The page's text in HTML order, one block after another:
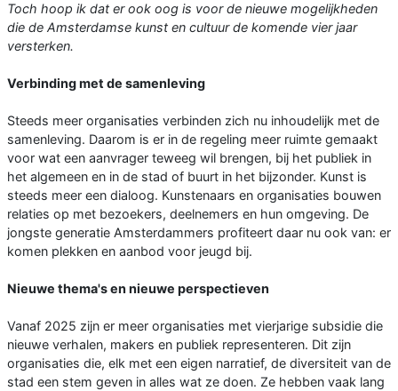
Toch hoop ik dat er ook oog is voor de nieuwe mogelijkheden
die de Amsterdamse kunst en cultuur de komende vier jaar
versterken.
Verbinding met de samenleving
Steeds meer organisaties verbinden zich nu inhoudelijk met de
samenleving. Daarom is er in de regeling meer ruimte gemaakt
voor wat een aanvrager teweeg wil brengen, bij het publiek in
het algemeen en in de stad of buurt in het bijzonder. Kunst is
steeds meer een dialoog. Kunstenaars en organisaties bouwen
relaties op met bezoekers, deelnemers en hun omgeving. De
jongste generatie Amsterdammers profiteert daar nu ook van: er
komen plekken en aanbod voor jeugd bij.
Nieuwe thema's en nieuwe perspectieven
Vanaf 2025 zijn er meer organisaties met vierjarige subsidie die
nieuwe verhalen, makers en publiek representeren. Dit zijn
organisaties die, elk met een eigen narratief, de diversiteit van de
stad een stem geven in alles wat ze doen. Ze hebben vaak lang